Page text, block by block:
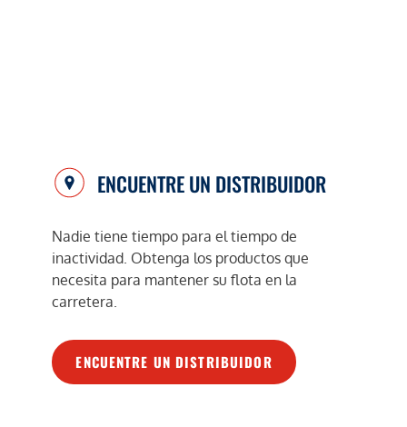
ENCUENTRE UN DISTRIBUIDOR
Nadie tiene tiempo para el tiempo de
inactividad. Obtenga los productos que
necesita para mantener su flota en la
carretera.
ENCUENTRE UN DISTRIBUIDOR